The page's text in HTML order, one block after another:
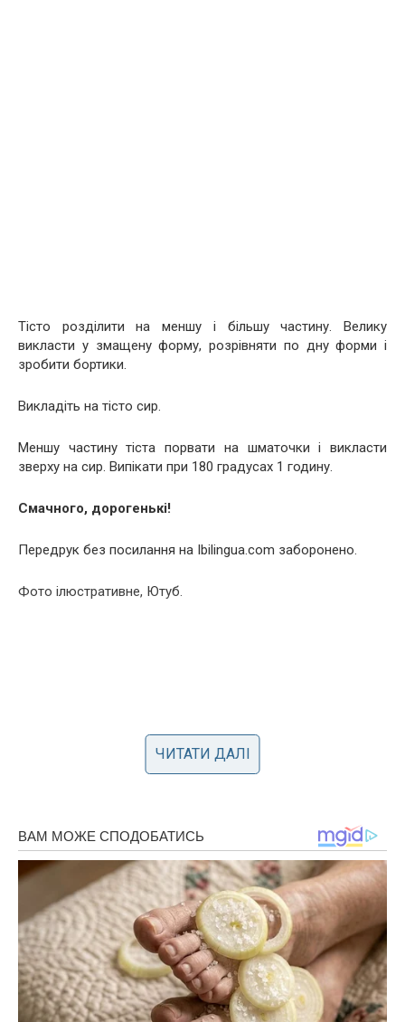
Тісто розділити на меншу і більшу частину. Велику
викласти у змащену форму, розрівняти по дну форми і
зробити бортики.
Викладіть на тісто сир.
Меншу частину тіста порвати на шматочки і викласти
зверху на сир. Випікати при 180 градусах 1 годину.
Смачного, дорогенькі!
Передрук без посилання на Ibilingua.com заборонено.
Фото ілюстративне, Ютуб.
ЧИТАТИ ДАЛІ